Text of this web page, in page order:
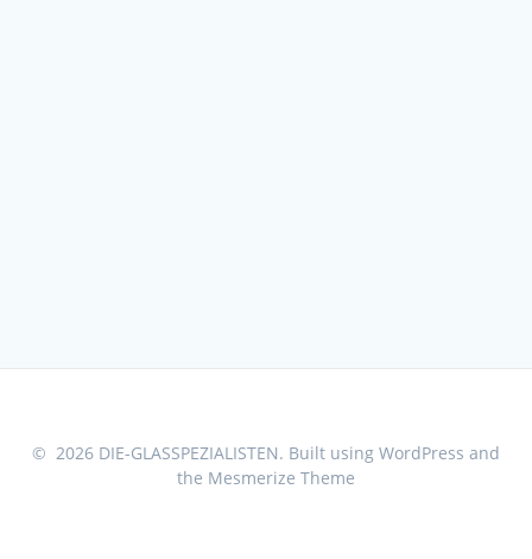
© 2026 DIE-GLASSPEZIALISTEN. Built using WordPress and
the Mesmerize Theme